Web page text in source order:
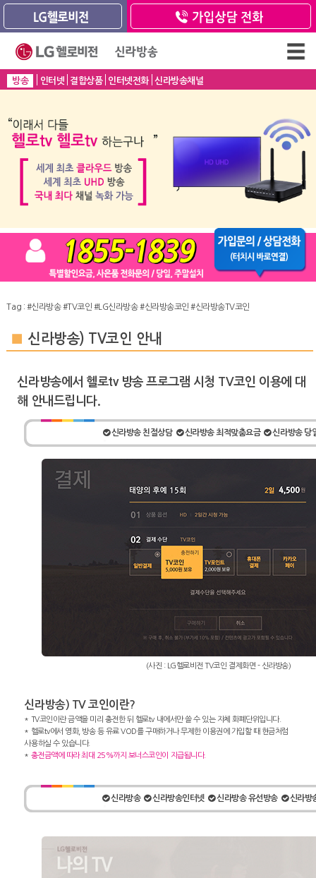
방송 인터넷 결합상품 인터넷전화 신라방송채널
Tag : #신라방송 #TV코인 #LG신라방송 #신라방송코인 #신라방송TV코인
■ 신라방송) TV코인 안내
신라방송에서 헬로tv 방송 프로그램 시청 TV코인 이용에 대
해 안내드립니다.
신라방송 친절상담 신라방송 최적맞춤요금 신라방송 당
(사진 : LG헬로비전 TV코인 결제화면 - 신라방송)
신라방송) TV 코인이란?
* TV코인이란 금액을 미리 충전한 뒤 헬로tv 내에서만 쓸 수 있는 자체 화폐단위입니다.
* 헬로tv에서 영화, 방송 등 유료 VOD를 구매하거나 무제한 이용권에 가입할 때 현금처럼
사용하실 수 있습니다.
* 충전금액에 따라 최대 25%까지 보너스코인이 지급됩니다.
신라방송 신라방송인터넷 신라방송 유선방송 신라방